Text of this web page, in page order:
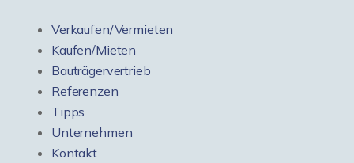
Verkaufen/Vermieten
Kaufen/Mieten
Bauträgervertrieb
Referenzen
Tipps
Unternehmen
Kontakt